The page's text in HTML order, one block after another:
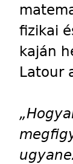
fizikai
kaján
Latour